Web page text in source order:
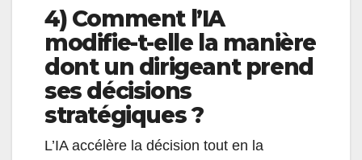
4) Comment l’IA
modifie-t-elle la manière
dont un dirigeant prend
ses décisions
stratégiques ?
L’IA accélère la décision tout en la